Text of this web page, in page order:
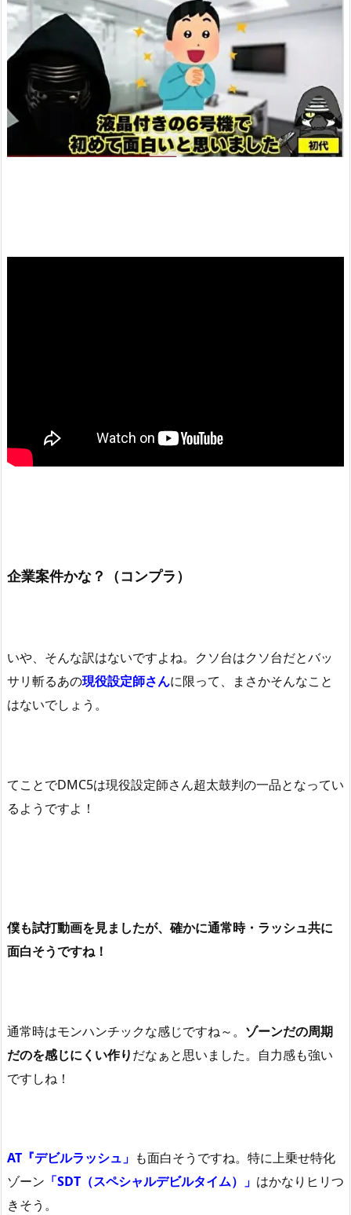
企業案件かな？（コンプラ）
いや、そんな訳はないですよね。クソ台はクソ台だとバッ
サリ斬るあの現役設定師さんに限って、まさかそんなこと
はないでしょう。
てことでDMC5は現役設定師さん超太鼓判の一品となってい
るようですよ！
僕も試打動画を見ましたが、確かに通常時・ラッシュ共に
面白そうですね！
通常時はモンハンチックな感じですね～。 ゾーンだの周期
だのを感じにくい作りだなぁと思いました。自力感も強い
ですしね！
AT『デビルラッシュ」 も面白そうですね。特に上乗せ特化
ゾーン 「SDT（スペシャルデビルタイム）」 はかなりヒリつ
きそう。